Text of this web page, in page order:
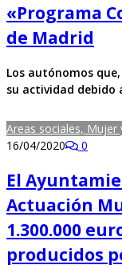
«Programa
de Madrid
Los autónomos
su actividad debido
Areas sociales, Mujer
16/04/2020
0
El
Actuación
1.300.000
producidos